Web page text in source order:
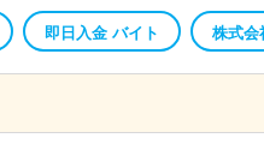
即日入金 バイト 株式会